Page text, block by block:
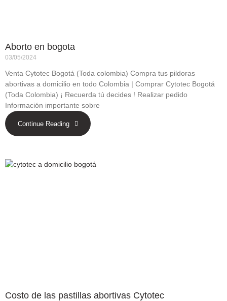
Aborto en bogota
03/05/2024
Venta Cytotec Bogotá (Toda colombia) Compra tus pildoras
abortivas a domicilio en todo Colombia | Comprar Cytotec Bogotá
(Toda Colombia) ¡ Recuerda tú decides ! Realizar pedido
Información importante sobre
Continue Reading
Costo de las pastillas abortivas Cytotec